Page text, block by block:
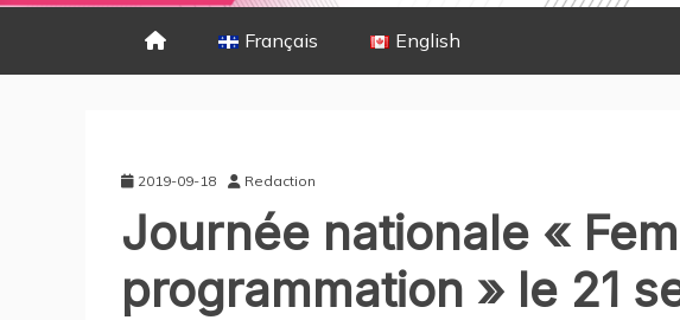
Français English
2019-09-18 Redaction
Journée nationale «
programmation » le 21